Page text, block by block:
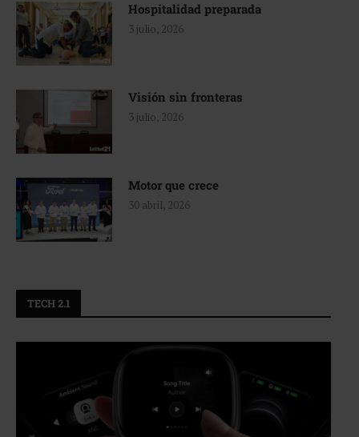
Hospitalidad preparada
3 julio, 2026
Visión sin fronteras
3 julio, 2026
Motor que crece
30 abril, 2026
TECH 2.1